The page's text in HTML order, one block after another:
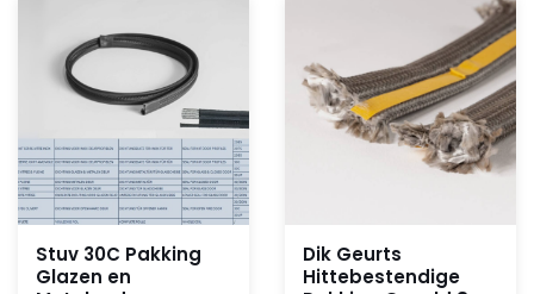
Stuv 30C Pakking
Glazen en
Dik Geurts
Hittebestendige